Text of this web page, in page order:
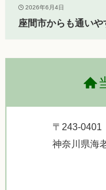
2026年6月4日
座間市からも通い
〒243-0401
神奈川県海